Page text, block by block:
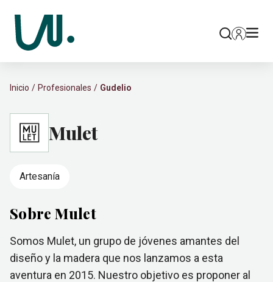
Inicio Profesionales Gudelio
Mulet
Artesanía
Sobre Mulet
Somos Mulet, un grupo de jóvenes amantes del
diseño y la madera que nos lanzamos a esta
aventura en 2015. Nuestro objetivo es proponer al